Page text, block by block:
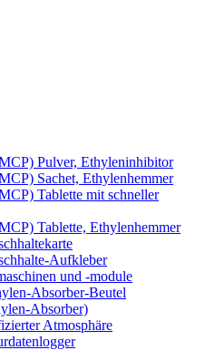
Pulver, Ethyleninhibitor
Sachet, Ethylenhemmer
Tablette mit schneller
Tablette, Ethylenhemmer
Aufkleber
und -module
Absorber-Beutel
Absorber)
Atmosphäre